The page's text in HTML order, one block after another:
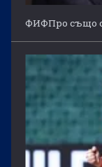
ФИФПро също